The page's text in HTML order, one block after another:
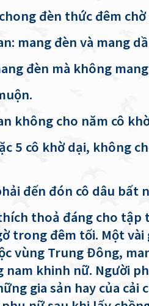
đèn thức đêm chờ
mang đèn và mang
đèn mà không
không cho năm cô
5 cô khờ dại, không
đến đón cô dâu bất
thoả đáng cho tập
trong đêm tối. Một vài
vùng Trung Đông,
nam khinh nữ. Người
gia sản hay của cải